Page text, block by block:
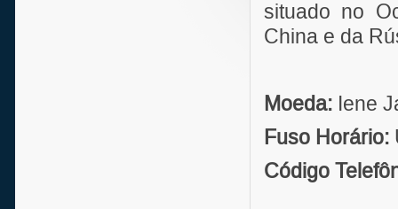
situado no
China e da
Moeda: Iene
Fuso Horário:
Código